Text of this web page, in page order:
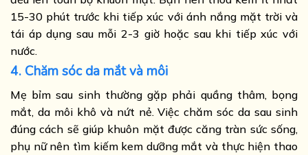
15-30 phút trước khi tiếp xúc với ánh nắng mặt trời và
tái áp dụng sau mỗi 2-3 giờ hoặc sau khi tiếp xúc với
nước.
4. Chăm sóc da mắt và môi
Mẹ bỉm sau sinh thường gặp phải quầng thâm, bọng
mắt, da môi khô và nứt nẻ. Việc chăm sóc da sau sinh
đúng cách sẽ giúp khuôn mặt được căng tràn sức sống,
phụ nữ nên tìm kiếm kem dưỡng mắt và thực hiện thao